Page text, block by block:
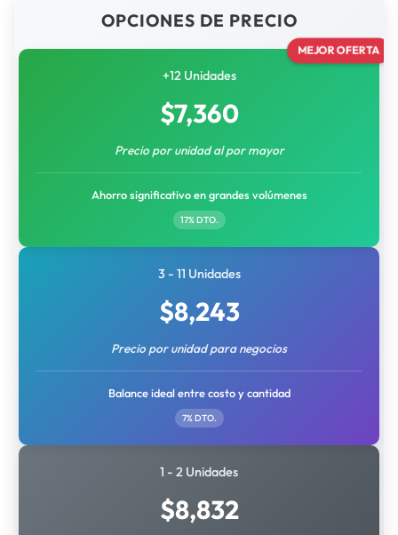
OPCIONES DE PRECIO
MEJOR OFERTA
+12 Unidades
$7,360
Precio por unidad al por mayor
Ahorro significativo en grandes volúmenes
17% DTO.
3 - 11 Unidades
$8,243
Precio por unidad para negocios
Balance ideal entre costo y cantidad
7% DTO.
1 - 2 Unidades
$8,832